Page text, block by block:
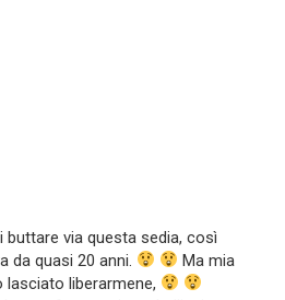
buttare via questa sedia, così
da quasi 20 anni.
Ma mia
liberarmene,